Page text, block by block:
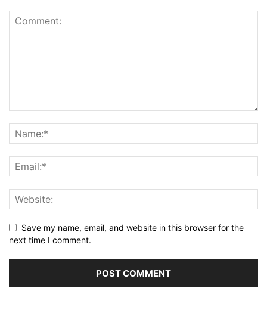
Save my name, email, and website in this browser for the
next time I comment.